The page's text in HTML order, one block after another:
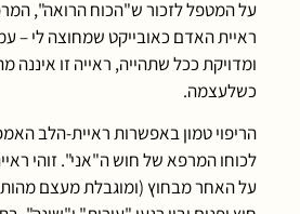
על המטפל לזכור ש"הכוח הרואה",
ראיית האדם כאובייקט שמחוצה לי –
ומדויקת ככל שתהייה, ראייה זו איננה
כשלעצמה.
הריפוי טמון באפשרות ראיית-הלב
לכוחו המרפא של חוש ה"אני". זוהי
על האחר מבחוץ (ומוגבלת מעצם